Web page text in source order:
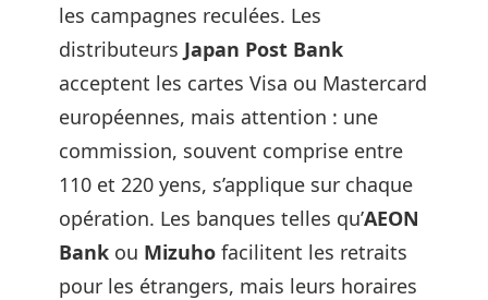
les campagnes reculées. Les
distributeurs Japan Post Bank
acceptent les cartes Visa ou Mastercard
européennes, mais attention : une
commission, souvent comprise entre
110 et 220 yens, s’applique sur chaque
opération. Les banques telles qu’AEON
Bank ou Mizuho facilitent les retraits
pour les étrangers, mais leurs horaires